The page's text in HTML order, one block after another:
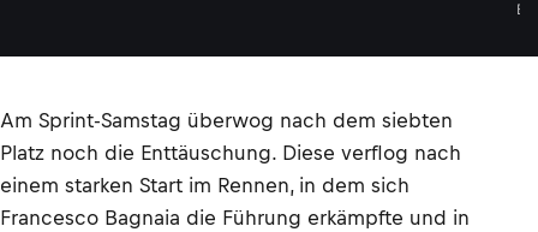
E
Am Sprint-Samstag überwog nach dem siebten
Platz noch die Enttäuschung. Diese verflog nach
einem starken Start im Rennen, in dem sich
Francesco Bagnaia die Führung erkämpfte und in